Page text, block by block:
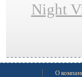
Night
О